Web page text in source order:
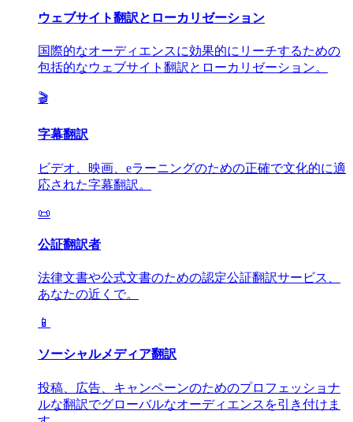
ウェブサイト翻訳とローカリゼーション
国際的なオーディエンスに効果的にリーチするための
包括的なウェブサイト翻訳とローカリゼーション。
🎬
字幕翻訳
ビデオ、映画、eラーニングのための正確で文化的に適
応された字幕翻訳。
📜
公証翻訳者
法律文書や公式文書のための認定公証翻訳サービス、
あなたの近くで。
📱
ソーシャルメディア翻訳
投稿、広告、キャンペーンのためのプロフェッショナ
ルな翻訳でグローバルなオーディエンスを引き付けま